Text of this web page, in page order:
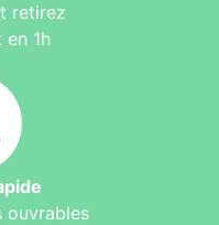
retirez
1h
ouvrables